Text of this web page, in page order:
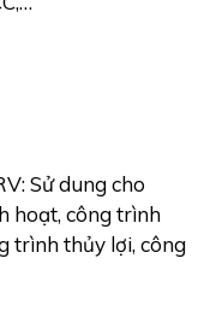
Sử dung cho
hoạt, công trình
trình thủy lợi, công